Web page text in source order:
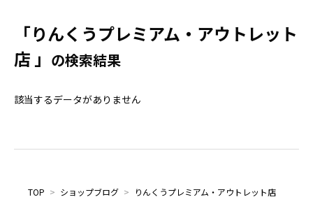
「りんくうプレミアム・アウトレット
店 」 の検索結果
該当するデータがありません
TOP > ショップブログ > りんくうプレミアム・アウトレット店